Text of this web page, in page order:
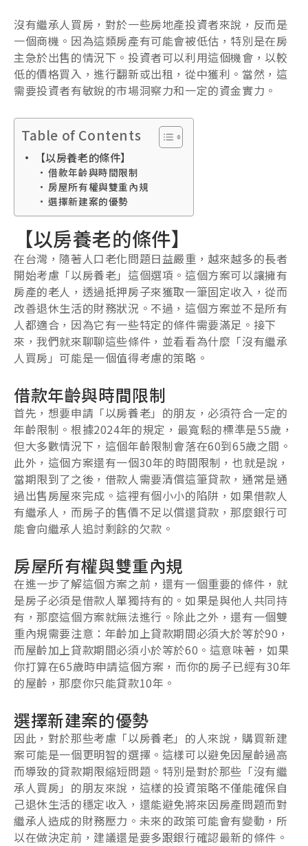
沒有繼承人買房，對於一些房地產投資者來說，反而是
一個商機。因為這類房產有可能會被低估，特別是在房
主急於出售的情況下。投資者可以利用這個機會，以較
低的價格買入，進行翻新或出租，從中獲利。當然，這
需要投資者有敏銳的市場洞察力和一定的資金實力。
Table of Contents
【以房養老的條件】
借款年齡與時間限制
房屋所有權與雙重內規
選擇新建案的優勢
【以房養老的條件】
在台灣，隨著人口老化問題日益嚴重，越來越多的長者
開始考慮「以房養老」這個選項。這個方案可以讓擁有
房產的老人，透過抵押房子來獲取一筆固定收入，從而
改善退休生活的財務狀況。不過，這個方案並不是所有
人都適合，因為它有一些特定的條件需要滿足。接下
來，我們就來聊聊這些條件，並看看為什麼「沒有繼承
人買房」可能是一個值得考慮的策略。
借款年齡與時間限制
首先，想要申請「以房養老」的朋友，必須符合一定的
年齡限制。根據2024年的規定，最寬鬆的標準是55歲，
但大多數情況下，這個年齡限制會落在60到65歲之間。
此外，這個方案還有一個30年的時間限制，也就是說，
當期限到了之後，借款人需要清償這筆貸款，通常是通
過出售房屋來完成。這裡有個小小的陷阱，如果借款人
有繼承人，而房子的售價不足以償還貸款，那麼銀行可
能會向繼承人追討剩餘的欠款。
房屋所有權與雙重內規
在進一步了解這個方案之前，還有一個重要的條件，就
是房子必須是借款人單獨持有的。如果是與他人共同持
有，那麼這個方案就無法進行。除此之外，還有一個雙
重內規需要注意：年齡加上貸款期間必須大於等於90，
而屋齡加上貸款期間必須小於等於60。這意味著，如果
你打算在65歲時申請這個方案，而你的房子已經有30年
的屋齡，那麼你只能貸款10年。
選擇新建案的優勢
因此，對於那些考慮「以房養老」的人來說，購買新建
案可能是一個更明智的選擇。這樣可以避免因屋齡過高
而導致的貸款期限縮短問題。特別是對於那些「沒有繼
承人買房」的朋友來說，這樣的投資策略不僅能確保自
己退休生活的穩定收入，還能避免將來因房產問題而對
繼承人造成的財務壓力。未來的政策可能會有變動，所
以在做決定前，建議還是要多跟銀行確認最新的條件。